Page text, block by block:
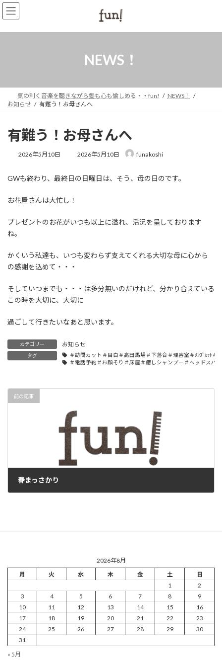
コ
ン
ン
ナ
ビ
ー
NEWS！
気の利く音楽を聴きながら髪も心も愉しめる・・fun!
NEWS！
お知らせ
有難う！お母さんへ
有難う！お母さんへ
2026年5月10日
最
新
2026年5月10日 funakoshi
GWも終わり、最終日の日曜日は、そう、母の日のです。
お花屋さんは大忙し！
プレゼントのお花がいつも以上に溢れ、活況を呈しております
ね。
かくいう私達も、いつも変わらず支えてくれる大切な母に心から
の感謝を込めて・・・
そしていつまでも・・・は多分無いのだけれど、分かり合えている
この時を大切に、大切に
過ごして行きたいなあと思います。
カテゴリー お知らせ
タグ
＃訪問カット＃目白＃高田馬場＃下落合＃理容室＃ﾒﾝｽﾞｶｯﾄ＃
＃電話予約＃お顔そり＃床屋＃癒しシャンプー＃ヘッドスパ
前の記事
春まっさかり
2026年8月
月
火 水 木 金 土
日
1
2
3
4 5 6 7 8
9
10
11 12 13 14 15
16
17
18 19 20 21 22
23
24
25 26 27 28 29
30
31
« 5月